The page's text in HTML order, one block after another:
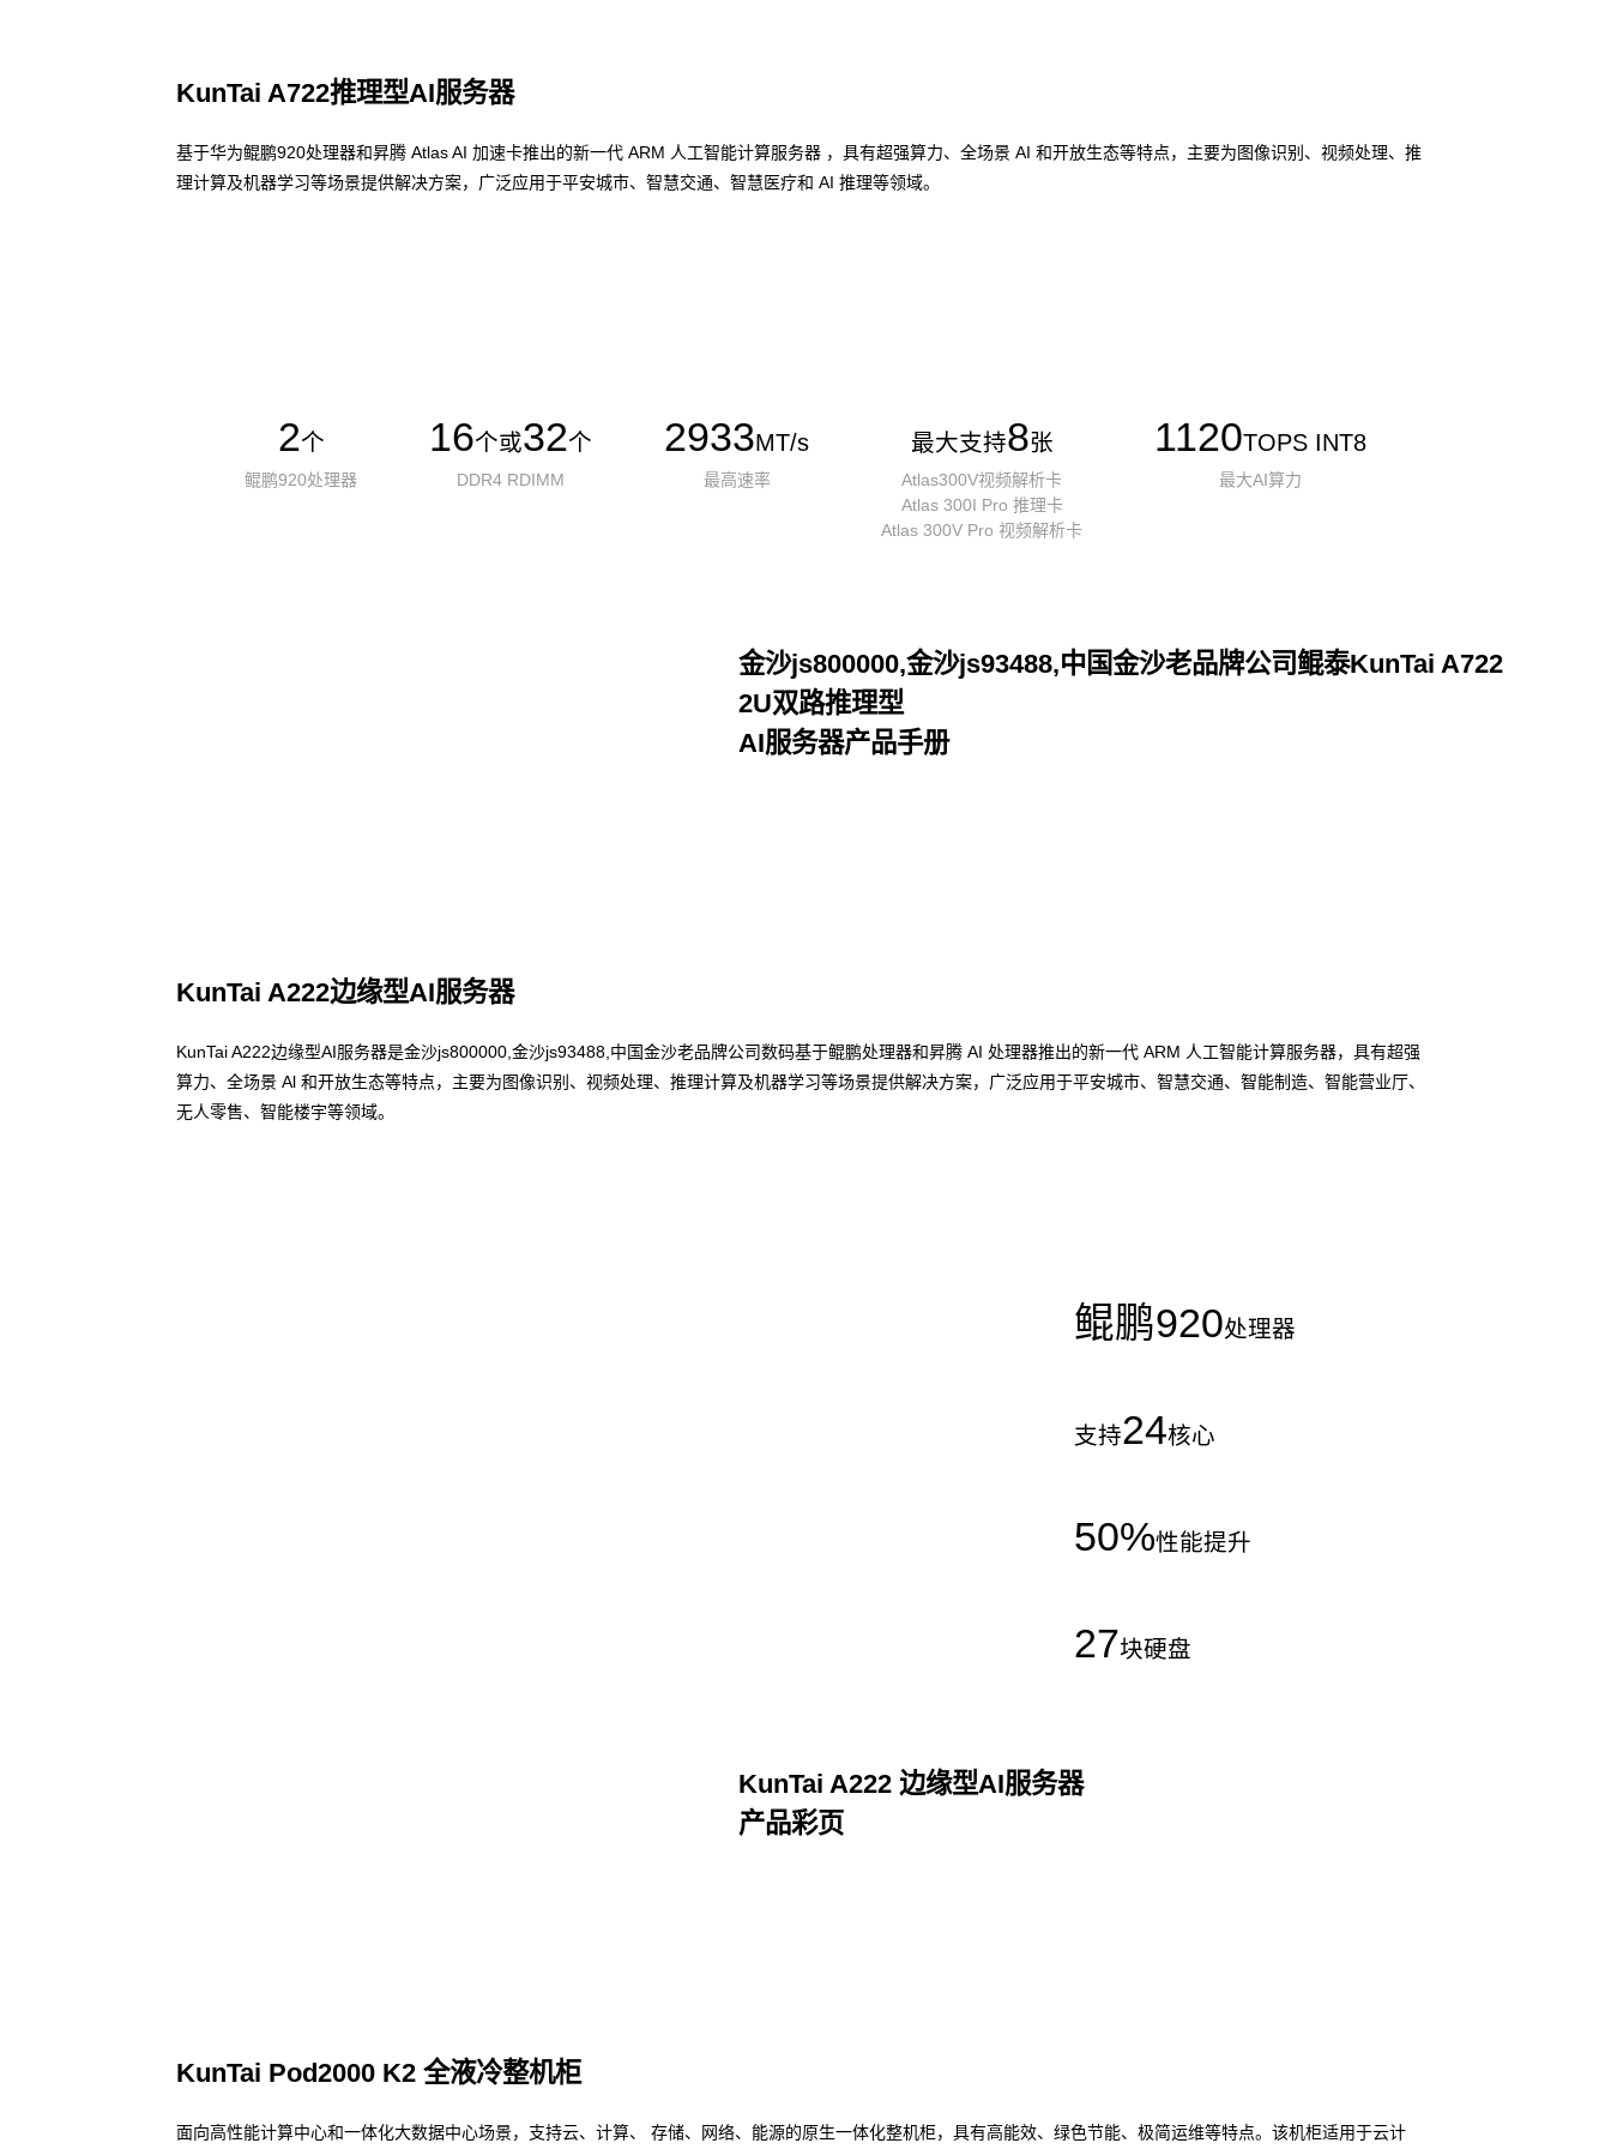
KunTai A722推理型AI服务器
基于华为鲲鹏920处理器和昇腾 Atlas AI 加速卡推出的新一代 ARM 人工智能计算服务器 ，具有超强算力、全场景 AI 和开放生态等特点，主要为图像识别、视频处理、推
理计算及机器学习等场景提供解决方案，广泛应用于平安城市、智慧交通、智慧医疗和 AI 推理等领域。
2个
鲲鹏920处理器
16个或32个
DDR4 RDIMM
2933MT/s
最高速率
最大支持8张
Atlas300V视频解析卡
Atlas 300I Pro 推理卡
Atlas 300V Pro 视频解析卡
1120TOPS INT8
最大AI算力
金沙js800000,金沙js93488,中国金沙老品牌公司鲲泰KunTai A722
2U双路推理型
AI服务器产品手册
KunTai A222边缘型AI服务器
KunTai A222边缘型AI服务器是金沙js800000,金沙js93488,中国金沙老品牌公司数码基于鲲鹏处理器和昇腾 AI 处理器推出的新一代 ARM 人工智能计算服务器，具有超强
算力、全场景 Al 和开放生态等特点，主要为图像识别、视频处理、推理计算及机器学习等场景提供解决方案，广泛应用于平安城市、智慧交通、智能制造、智能营业厅、
无人零售、智能楼宇等领域。
鲲鹏920处理器
支持24核心
50%性能提升
27块硬盘
KunTai A222 边缘型AI服务器
产品彩页
KunTai Pod2000 K2 全液冷整机柜
面向高性能计算中心和一体化大数据中心场景，支持云、计算、 存储、网络、能源的原生一体化整机柜，具有高能效、绿色节能、极简运维等特点。该机柜适用于云计